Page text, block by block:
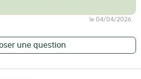
le 04/04/2026
une question